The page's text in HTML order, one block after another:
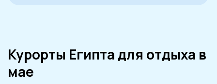
Курорты Египта для отдыха в
мае